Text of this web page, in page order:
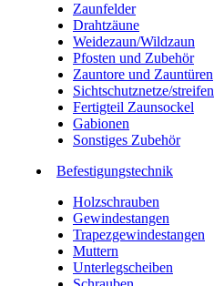
Zaunfelder
Drahtzäune
Weidezaun/Wildzaun
Pfosten und Zubehör
Zauntore und Zauntüren
Sichtschutznetze/streifen
Fertigteil Zaunsockel
Gabionen
Sonstiges Zubehör
Befesti­gungstechnik
Holzschrauben
Gewindestangen
Trapezgewindestangen
Muttern
Unterlegscheiben